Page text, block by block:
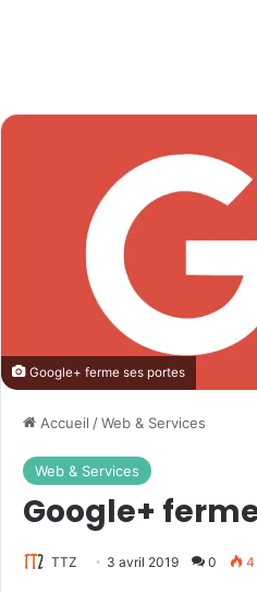
Google+ ferme ses portes
Accueil /Web & Services
Web & Services
Google+
TTZ 3 avril 2019 0 4